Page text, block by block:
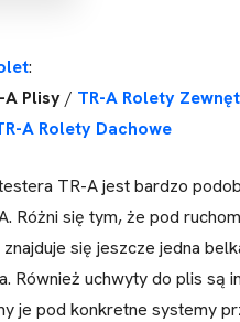
:
A Plisy/ TR-A Rolety
A Rolety Dachowe
TR-A jest bardzo
Różni się tym, że pod
się jeszcze jedna
Również uchwyty do plis są
je pod konkretne systemy